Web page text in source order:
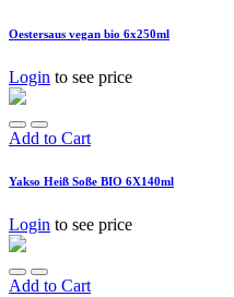
Oestersaus vegan bio 6x250ml
Login to see price
Add to Cart
Yakso Heiß Soße BIO 6X140ml
Login to see price
Add to Cart